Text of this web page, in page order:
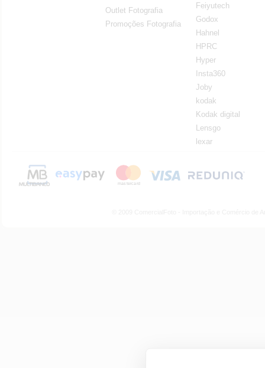
Outlet Fotografia
Promoções Fotografia
Feiyutech
Godox
Hahnel
HPRC
Hyper
Insta360
Joby
kodak
Kodak digital
Lensgo
lexar